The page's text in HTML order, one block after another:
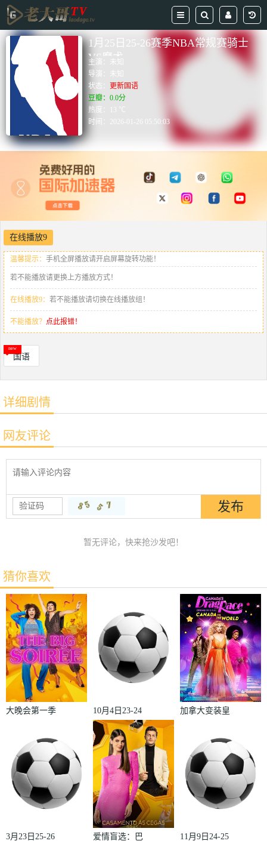
1月25日25-26赛季NBA常规赛骑士
VS魔术
主演：
未知
导演：
未知
状态： 更新国语
豆瓣：0.0分
热度：13 ℃
时间： 2026-01-26 05:50:03
在线播放9
温馨提示： 手机全屏播放请开启屏幕旋转功能！
若不能播放请更换上方播放方式！
在线播放9： 若不能播放请切换在线播放组！
不能播放？ 点此报错！
国语
详细剧情
网友评论
暂无评论，快来抢沙发吧！
猜你喜欢
大晚会第一季
10月4日23-24
赛季欧冠小组
赛第2轮那不
勒斯VS皇家
马德里
加拿大变装皇
对阵世界
2022
3月23日25-26
爱情盲选：巴
11月9日24-25